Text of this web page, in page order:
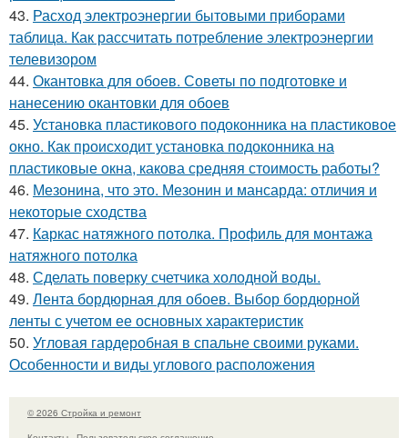
43. Расход электроэнергии бытовыми приборами
таблица. Как рассчитать потребление электроэнергии
телевизором
44. Окантовка для обоев. Советы по подготовке и
нанесению окантовки для обоев
45. Установка пластикового подоконника на пластиковое
окно. Как происходит установка подоконника на
пластиковые окна, какова средняя стоимость работы?
46. Мезонина, что это. Мезонин и мансарда: отличия и
некоторые сходства
47. Каркас натяжного потолка. Профиль для монтажа
натяжного потолка
48. Сделать поверку счетчика холодной воды.
49. Лента бордюрная для обоев. Выбор бордюрной
ленты с учетом ее основных характеристик
50. Угловая гардеробная в спальне своими руками.
Особенности и виды углового расположения
© 2026 Стройка и ремонт